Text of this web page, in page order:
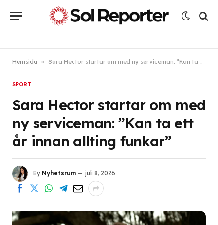
Hemsida » Sara Hector startar om med ny serviceman: ”Kan ta ett år innan allting funkar”
SPORT
Sara Hector startar om med
ny serviceman: ”Kan ta ett
år innan allting funkar”
By Nyhetsrum juli 8, 2026